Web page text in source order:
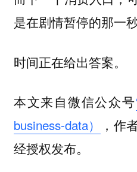
是在剧情暂停的那一秒
时间正在给出答案。
本文来自微信公众号
business-data）
，作
经授权发布。